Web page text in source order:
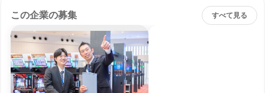
この企業の募集 すべて見る